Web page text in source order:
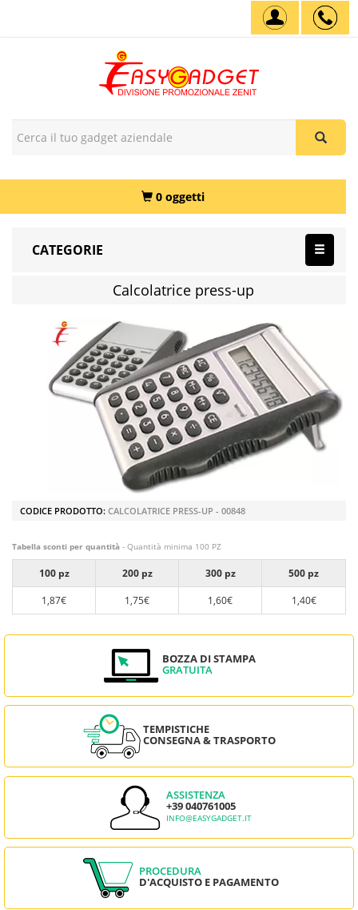
0 oggetti
CATEGORIE
Calcolatrice press-up
CODICE PRODOTTO: CALCOLATRICE PRESS-UP - 00848
Tabella sconti per quantità - Quantità minima 100 PZ
100 pz 200 pz 300 pz
500 pz
1,87€
1,75€ 1,60€ 1,40€
BOZZA DI STAMPA
GRATUITA
TEMPISTICHE
CONSEGNA & TRASPORTO
ASSISTENZA
+39 040761005
INFO@EASYGADGET.IT
PROCEDURA
D'ACQUISTO E PAGAMENTO